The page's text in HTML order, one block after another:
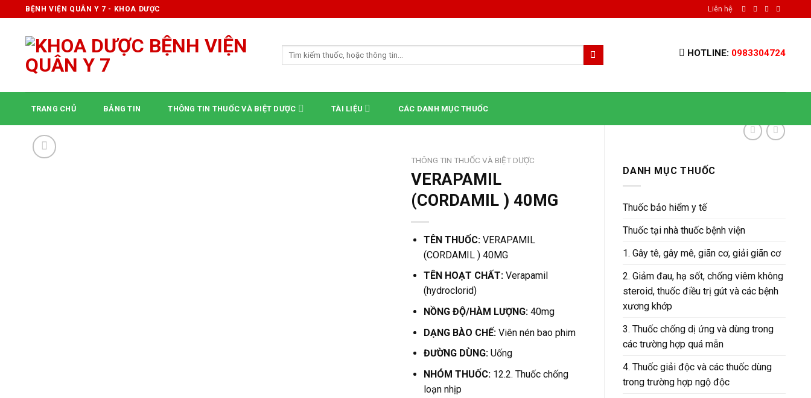
to
content
BỆNH VIỆN QUÂN Y 7 - KHOA DƯỢC Liên hệ
Tìm
HOTLINE: 0983304724
TRANG CHỦ BẢNG TIN THÔNG TIN THUỐC VÀ BIỆT DƯỢC TÀI LIỆU CÁC DANH MỤC THUỐC
DANH MỤC THUỐC
Thuốc bảo hiểm y tế
Thuốc tại nhà thuốc bệnh viện
1. Gây tê, gây mê, giãn cơ, giải giãn cơ
2. Giảm đau, hạ sốt, chống viêm không
steroid, thuốc điều trị gút và các bệnh
xương khớp
3. Thuốc chống dị ứng và dùng trong
các trường hợp quá mẫn
4. Thuốc giải độc và các thuốc dùng
trong trường hợp ngộ độc
THÔNG TIN THUỐC VÀ BIỆT DƯỢC
VERAPAMIL
(CORDAMIL ) 40MG
TÊN THUỐC:VERAPAMIL
(CORDAMIL ) 40MG
TÊN HOẠT CHẤT:Verapamil
(hydroclorid)
NỒNG ĐỘ/HÀM LƯỢNG:40mg
DẠNG BÀO CHẾ:Viên nén bao phim
ĐƯỜNG DÙNG:Uống
NHÓM THUỐC: 12.2. Thuốc chống
loạn nhịp